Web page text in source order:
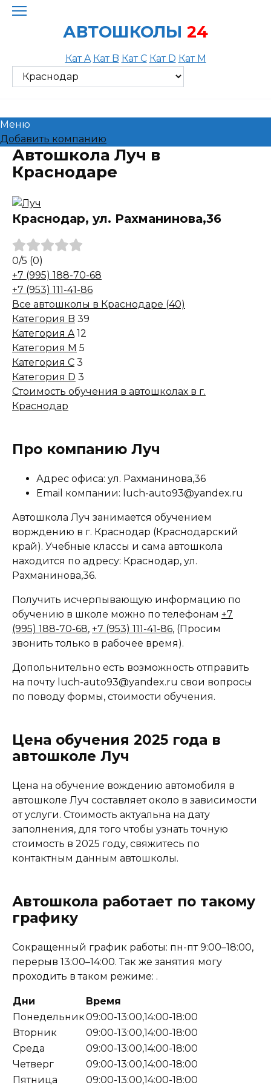
Skip
АВТОШКОЛЫ 24
Кат A Кат B Кат C Кат D Кат M
Меню
Добавить компанию
Автошкола Луч в
Краснодаре
Краснодар, ул. Рахманинова,36
0/5 (0)
+7 (995) 188-70-68
+7 (953) 111-41-86
Все автошколы в Краснодаре (40)
Категория B 39
Категория A 12
Категория M 5
Категория C 3
Категория D 3
Стоимость обучения в автошколах в г.
Краснодар
Про компанию Луч
Адрес офиса: ул. Рахманинова,36
Email компании: luch-auto93@yandex.ru
Автошкола Луч занимается обучением
ворждению в г. Краснодар (Краснодарский
край). Учебные классы и сама автошкола
находится по адресу: Краснодар, ул.
Рахманинова,36.
Получить исчерпывающую информацию по
обучению в школе можно по телефонам +7
(995) 188-70-68, +7 (953) 111-41-86, (Просим
звонить только в рабочее время).
Допольнительно есть возможность отправить
на почту luch-auto93@yandex.ru свои вопросы
по поводу формы, стоимости обучения.
Цена обучения 2025 года в
автошколе Луч
Цена на обучение вождению автомобиля в
автошколе Луч составляет около в зависимости
от услуги. Стоимость актуальна на дату
заполнения, для того чтобы узнать точную
стоимость в 2025 году, свяжитесь по
контактным данным автошколы.
Автошкола работает по такому
графику
Сокращенный график работы: пн-пт 9:00–18:00,
перерыв 13:00–14:00. Так же занятия могу
проходить в таком режиме: .
Дни
Время
Понедельник09:00-13:00,14:00-18:00
Вторник
09:00-13:00,14:00-18:00
Среда
09:00-13:00,14:00-18:00
Четверг
09:00-13:00,14:00-18:00
Пятница
09:00-13:00,14:00-18:00